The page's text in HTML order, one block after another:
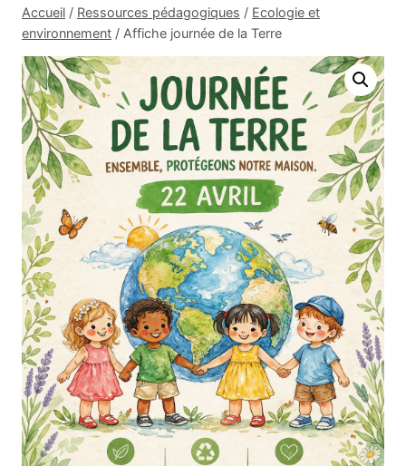
Accueil / Ressources pédagogiques / Ecologie et
environnement / Affiche journée de la Terre